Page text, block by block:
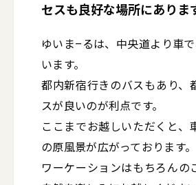
セスも良好な場所にありま
ゆいま–るは、中央道より車
います。
都内新宿行きのバスもあり、
スが良いのが利点です。
ここまでお越しいただくと、
の原風景が広がっております。
ワーケーションはもちろんの